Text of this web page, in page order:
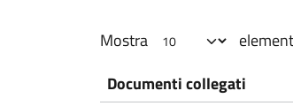
Mostra
Documenti collegati